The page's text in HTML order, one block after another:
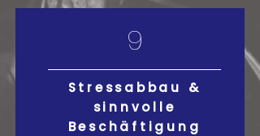
9
Stressabbau &
sinnvolle
Beschäftigung